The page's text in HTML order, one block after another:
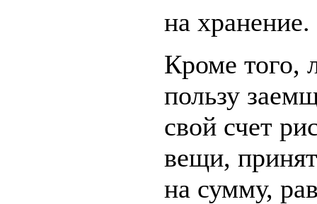
на хранение.
Кроме того,
пользу
свой счет
вещи,
на сумму,